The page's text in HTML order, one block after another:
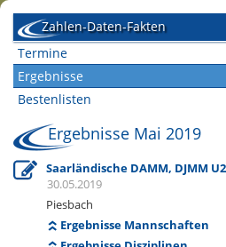
Zahlen-Daten-Fakten
Termine
Ergebnisse
Bestenlisten
Ergebnisse Mai 2019
Saarländische DAMM, DJMM
30.05.2019
Piesbach
Ergebnisse Mannschaften